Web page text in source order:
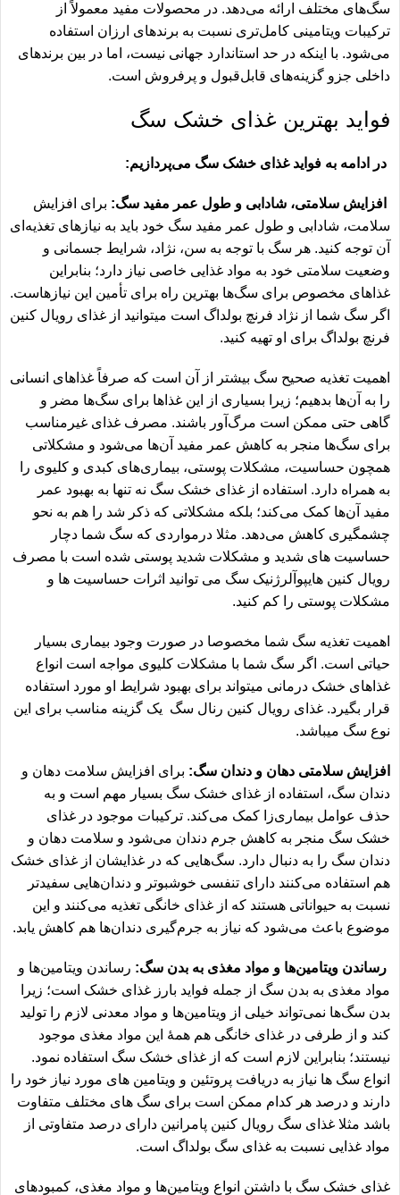
سگ‌های مختلف ارائه می‌دهد. در محصولات مفید معمولاً از
ترکیبات ویتامینی کامل‌تری نسبت به برندهای ارزان استفاده
می‌شود. با اینکه در حد استاندارد جهانی نیست، اما در بین برندهای
داخلی جزو گزینه‌های قابل‌قبول و پرفروش است.
فواید بهترین غذای خشک سگ
در ادامه به فواید غذای خشک سگ می‌پردازیم:
افزایش سلامتی، شادابی و طول عمر مفید سگ: برای افزایش
سلامت، شادابی و طول عمر مفید سگ خود باید به نیازهای تغذیه‌ای
آن توجه کنید. هر سگ با توجه به سن، نژاد، شرایط جسمانی و
وضعیت سلامتی خود به مواد غذایی خاصی نیاز دارد؛ بنابراین
غذاهای مخصوص برای سگ‌ها بهترین راه برای تأمین این نیازهاست.
اگر سگ شما از نژاد فرنچ بولداگ است میتوانید از غذای رویال کنین
فرنچ بولداگ برای او تهیه کنید.
اهمیت تغذیه صحیح سگ بیشتر از آن است که صرفاً غذاهای انسانی
را به آن‌ها بدهیم؛ زیرا بسیاری از این غذاها برای سگ‌ها مضر و
گاهی حتی ممکن است مرگ‌آور باشند. مصرف غذای غیرمناسب
برای سگ‌ها منجر به کاهش عمر مفید آن‌ها می‌شود و مشکلاتی
همچون حساسیت، مشکلات پوستی، بیماری‌های کبدی و کلیوی را
به همراه دارد. استفاده از غذای خشک سگ نه تنها به بهبود عمر
مفید آن‌ها کمک می‌کند؛ بلکه مشکلاتی که ذکر شد را هم به نحو
چشمگیری کاهش می‌دهد. مثلا درمواردی که سگ شما دچار
حساسیت های شدید و مشکلات شدید پوستی شده است با مصرف
رویال کنین هایپوآلرژنیک سگ می توانید اثرات حساسیت ها و
مشکلات پوستی را کم کنید.
اهمیت تغذیه سگ شما مخصوصا در صورت وجود بیماری بسیار
حیاتی است. اگر سگ شما با مشکلات کلیوی مواجه است انواع
غذاهای خشک درمانی میتواند برای بهبود شرایط او مورد استفاده
قرار بگیرد. غذای رویال کنین رنال سگ یک گزینه مناسب برای این
نوع سگ میباشد.
افزایش سلامتی دهان و دندان سگ: برای افزایش سلامت دهان و
دندان سگ، استفاده از غذای خشک سگ بسیار مهم است و به
حذف عوامل بیماری‌زا کمک می‌کند. ترکیبات موجود در غذای
خشک سگ منجر به کاهش جرم دندان می‌شود و سلامت دهان و
دندان سگ را به دنبال دارد. سگ‌هایی که در غذایشان از غذای خشک
هم استفاده می‌کنند دارای تنفسی خوشبوتر و دندان‌هایی سفیدتر
نسبت به حیواناتی هستند که از غذای خانگی تغذیه می‌کنند و این
موضوع باعث می‌شود که نیاز به جرم‌گیری دندان‌ها هم کاهش یابد.
رساندن ویتامین‌ها و مواد مغذی به بدن سگ: رساندن ویتامین‌ها و
مواد مغذی به بدن سگ از جمله فواید بارز غذای خشک است؛ زیرا
بدن سگ‌ها نمی‌تواند خیلی از ویتامین‌ها و مواد معدنی لازم را تولید
کند و از طرفی در غذای خانگی هم همهٔ این مواد مغذی موجود
نیستند؛ بنابراین لازم است که از غذای خشک سگ استفاده نمود.
انواع سگ ها نیاز به دریافت پروتئین و ویتامین های مورد نیاز خود را
دارند و درصد هر کدام ممکن است برای سگ های مختلف متفاوت
باشد مثلا غذای سگ رویال کنین پامرانین دارای درصد متفاوتی از
مواد غذایی نسبت به غذای سگ بولداگ است.
غذای خشک سگ با داشتن انواع ویتامین‌ها و مواد مغذی، کمبودهای